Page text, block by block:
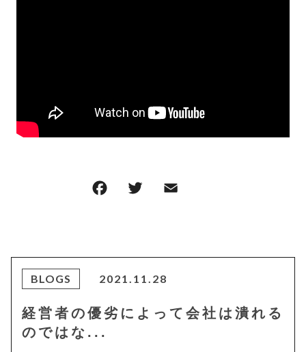
F
e
b
o
T
te
r
l
BLOGS 2021.11.28
経営者の優劣によって会社は潰れる
のではな...